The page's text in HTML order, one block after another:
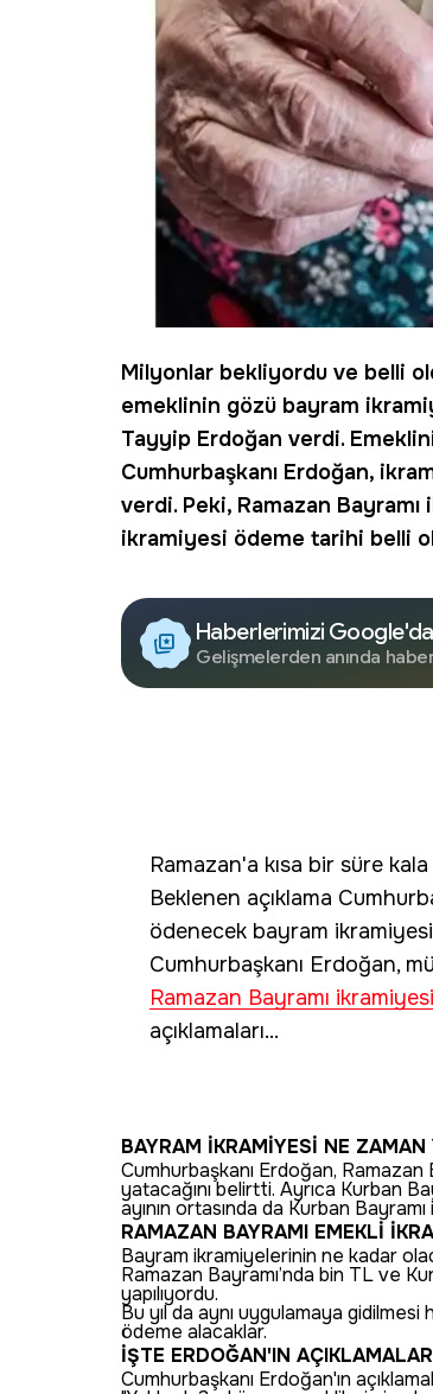
Milyonlar bekliyordu ve belli
emeklinin gözü bayram
Tayyip Erdoğan verdi.
Cumhurbaşkanı Erdoğan,
verdi. Peki, Ramazan
ikramiyesi ödeme tarihi belli
Haberlerimizi
Gelişmelerden anında
Ramazan'a kısa bir süre
Beklenen açıklama
ödenecek bayram
Cumhurbaşkanı Erdoğan,
Ramazan Bayramı
açıklamaları...
BAYRAM İKRAMİYESİ NE
Cumhurbaşkanı Erdoğan, Ramazan
yatacağını belirtti. Ayrıca Kurban
ayının ortasında da Kurban
RAMAZAN BAYRAMI EMEKLİ
Bayram ikramiyelerinin ne kadar
Ramazan Bayramı’nda bin TL ve
yapılıyordu.
Bu yıl da aynı uygulamaya
ödeme alacaklar.
İŞTE ERDOĞAN'IN
Cumhurbaşkanı Erdoğan'ın